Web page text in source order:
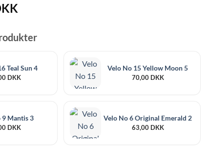
Teal Sun 4
DKK
Velo No 15 Yellow Moon 5
70,00 DKK
9 Mantis 3
DKK
Velo No 6 Original Emerald 2
63,00 DKK